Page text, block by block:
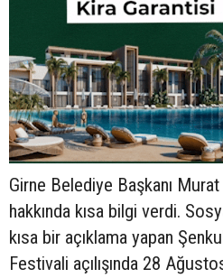
Girne Belediye Başkanı
hakkında kısa bilgi verdi.
kısa bir açıklama yapan
Festivali açılışında 28